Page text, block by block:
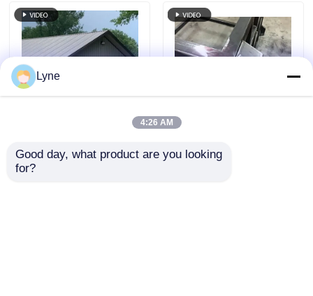
構造物製造カラー仕上
げ リサイクル可能
製造 低VOC色塗料 熱
Lyne
4:26 AM
Good day, what product are you looking
for?